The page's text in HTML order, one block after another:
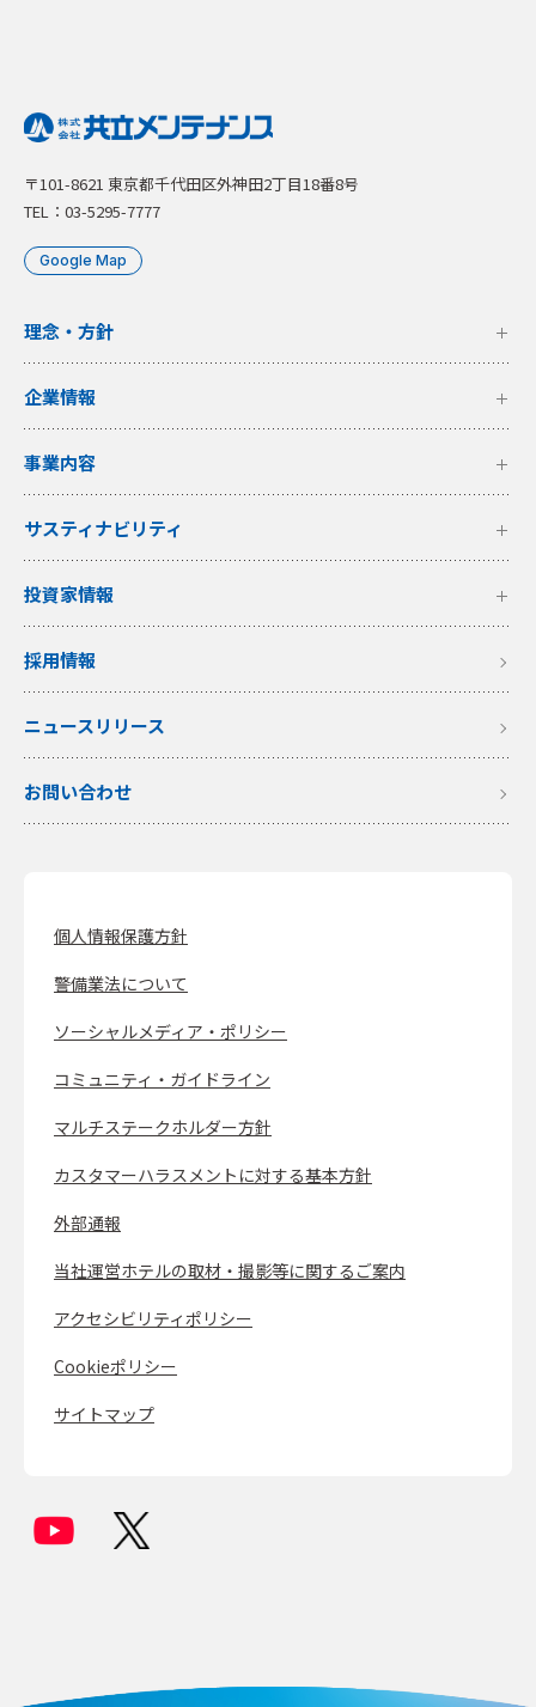
〒101-8621 東京都千代田区外神田2丁目18番8号
TEL：03-5295-7777
Google Map
理念・方針
企業情報
事業内容
サスティナビリティ
投資家情報
採用情報
ニュースリリース
お問い合わせ
個人情報保護方針
警備業法について
ソーシャルメディア・ポリシー
コミュニティ・ガイドライン
マルチステークホルダー方針
カスタマーハラスメントに対する基本方針
外部通報
当社運営ホテルの取材・撮影等に関するご案内
アクセシビリティポリシー
Cookieポリシー
サイトマップ